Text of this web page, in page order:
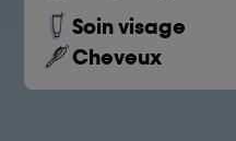
Soin visage
Cheveux